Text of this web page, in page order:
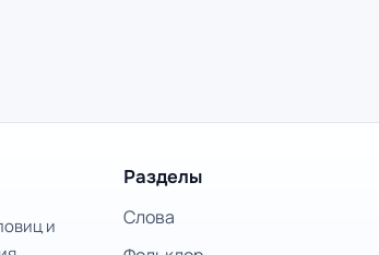
и
Разделы
Слова